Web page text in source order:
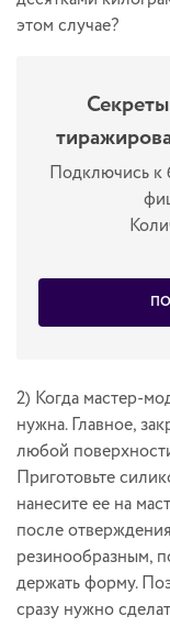
этом случае?
Подключись к
2) Когда мастер-
нужна. Главное,
любой
Приготовьте
нанесите ее на
после
резинообразным,
держать форму.
сразу нужно